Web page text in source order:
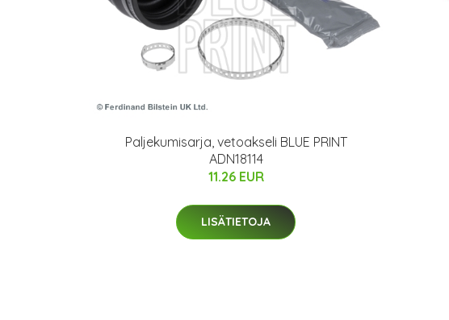
Paljekumisarja, vetoakseli BLUE PRINT
ADN18114
11.26 EUR
LISÄTIETOJA